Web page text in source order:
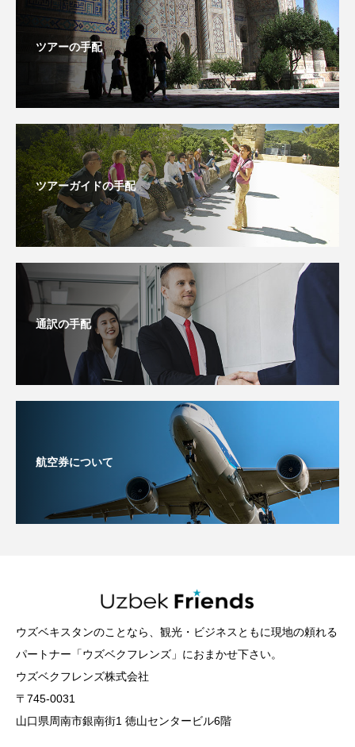
ツアーの手配
ツアーガイドの手配
通訳の手配
航空券について
ウズベキスタンのことなら、観光・ビジネスともに現地の頼れる
パートナー「ウズベクフレンズ」におまかせ下さい。
ウズベクフレンズ株式会社
〒745-0031
山口県周南市銀南街1 徳山センタービル6階